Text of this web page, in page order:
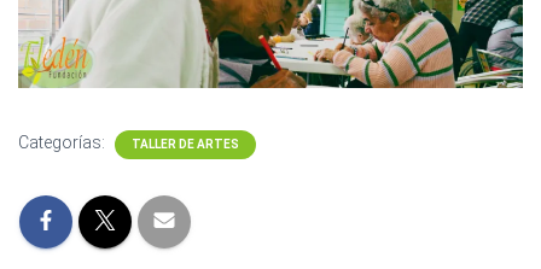
Categorías: TALLER DE ARTES